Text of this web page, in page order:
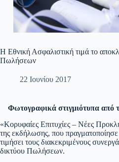
Η Εθνική Ασφαλιστική τιμά το
Πωλήσεων
22 Ιουνίου 2017
Φωτογραφικά στιγμιότυπα από
«Κορυφαίες Επιτυχίες – Νέες
της εκδήλωσης, που
τιμήσει τους διακεκριμένους
δικτύου Πωλήσεων.